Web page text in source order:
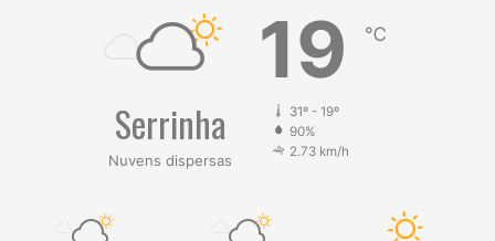
Serrinha
Nuvens dispersas
19 ℃
31º - 19º
90%
2.73 km/h